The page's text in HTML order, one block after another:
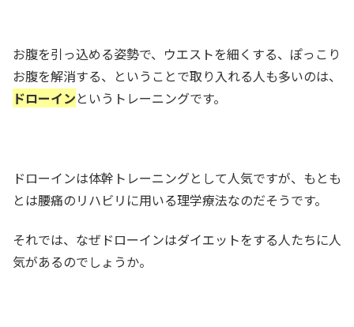
お腹を引っ込める姿勢で、ウエストを細くする、ぽっこり
お腹を解消する、ということで取り入れる人も多いのは、
ドローインというトレーニングです。
ドローインは体幹トレーニングとして人気ですが、もとも
とは腰痛のリハビリに用いる理学療法なのだそうです。
それでは、なぜドローインはダイエットをする人たちに人
気があるのでしょうか。